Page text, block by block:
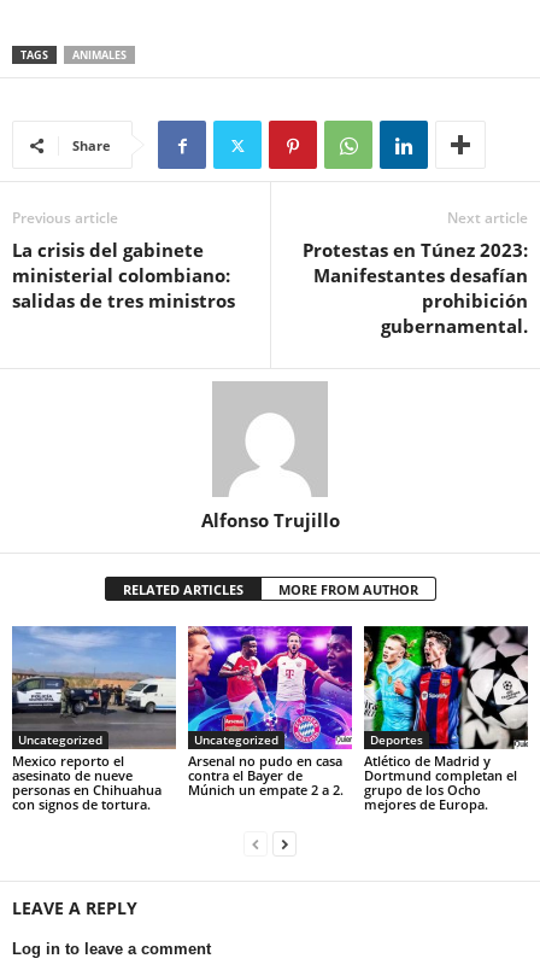
TAGS ANIMALES
Share
Previous article
La crisis del gabinete
ministerial colombiano:
salidas de tres ministros
Next article
Protestas en Túnez 2023:
Manifestantes desafían
prohibición
gubernamental.
Alfonso Trujillo
RELATED ARTICLES MORE FROM AUTHOR
Uncategorized
Mexico reporto el
asesinato de nueve
personas en Chihuahua
con signos de tortura.
Uncategorized
Arsenal no pudo en casa
contra el Bayer de
Múnich un empate 2 a 2.
Deportes
Atlético de Madrid y
Dortmund completan el
grupo de los Ocho
mejores de Europa.
LEAVE A REPLY
Log in to leave a comment